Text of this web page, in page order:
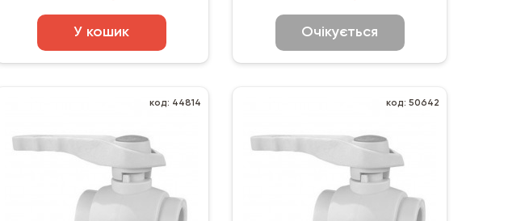
У кошик Очікується
код: 44814 код: 50642